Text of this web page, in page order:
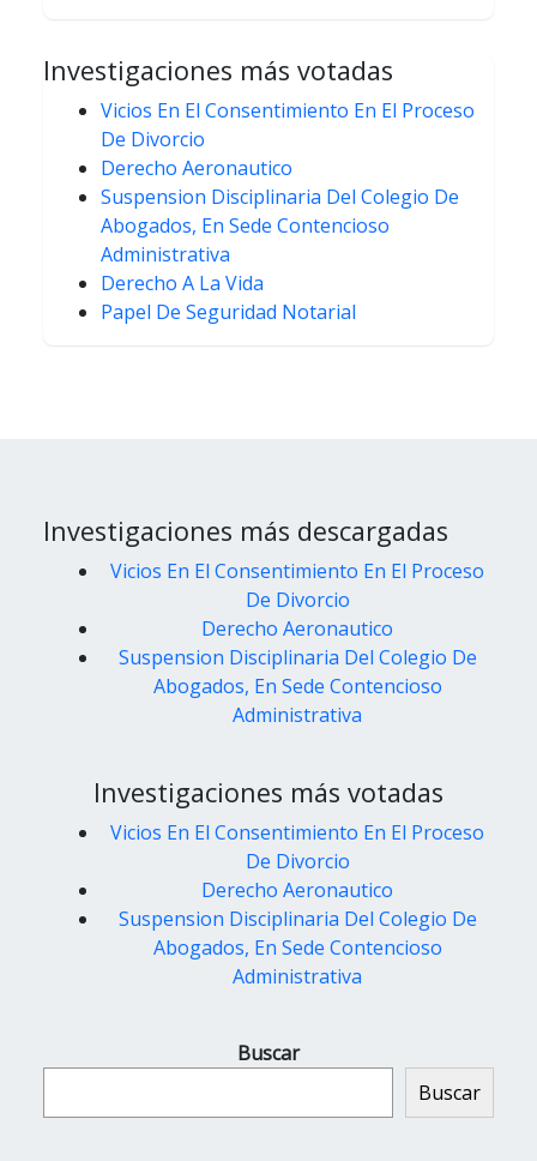
Investigaciones más votadas
Vicios En El Consentimiento En El Proceso
De Divorcio
Derecho Aeronautico
Suspension Disciplinaria Del Colegio De
Abogados, En Sede Contencioso
Administrativa
Derecho A La Vida
Papel De Seguridad Notarial
Investigaciones más descargadas
Vicios En El Consentimiento En El Proceso
De Divorcio
Derecho Aeronautico
Suspension Disciplinaria Del Colegio De
Abogados, En Sede Contencioso
Administrativa
Investigaciones más votadas
Vicios En El Consentimiento En El Proceso
De Divorcio
Derecho Aeronautico
Suspension Disciplinaria Del Colegio De
Abogados, En Sede Contencioso
Administrativa
Buscar
Buscar